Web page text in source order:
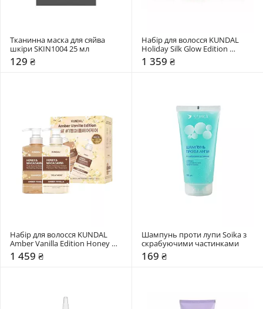
Тканинна маска для сяйва
шкіри SKIN1004 25 мл
129 ₴
Набір для волосся KUNDAL
Holiday Silk Glow Edition
Protein Bonding Care Set Violet
Muguet
1 359 ₴
Набір для волосся KUNDAL
Amber Vanilla Edition Honey &
Macadamia
1 459 ₴
Шампунь проти лупи Soika з
скрабуючими частинками
169 ₴